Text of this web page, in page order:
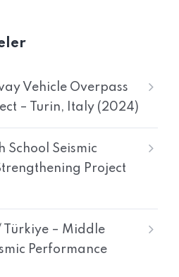
Vehicle Overpass
– Turin, Italy (2024)
School Seismic
Project
Türkiye – Middle
Performance